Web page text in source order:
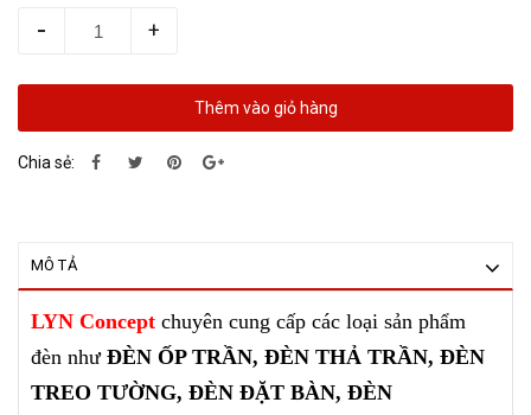
- +
Thêm vào giỏ hàng
Chia sẻ:
MÔ TẢ
LYN Concept chuyên cung cấp các loại sản phẩm
đèn như ĐÈN ỐP TRẦN, ĐÈN THẢ TRẦN, ĐÈN
TREO TƯỜNG, ĐÈN ĐẶT BÀN, ĐÈN